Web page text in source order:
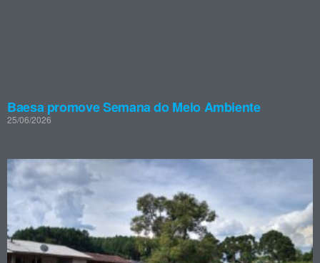
Baesa promove Semana do Meio Ambiente
25/06/2026